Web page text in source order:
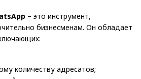
– это инструмент,
бизнесменам. Он обладает
количеству адресатов;